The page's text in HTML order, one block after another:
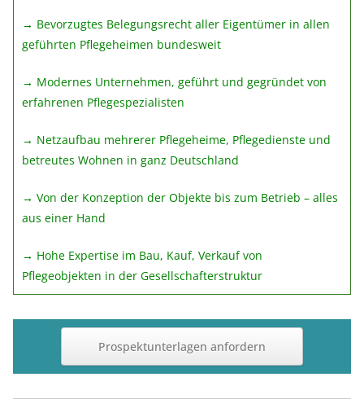
→ Bevorzugtes Belegungsrecht aller Eigentümer in allen
geführten Pflegeheimen bundesweit
→ Modernes Unternehmen, geführt und gegründet von
erfahrenen Pflegespezialisten
→ Netzaufbau mehrerer Pflegeheime, Pflegedienste und
betreutes Wohnen in ganz Deutschland
→ Von der Konzeption der Objekte bis zum Betrieb – alles
aus einer Hand
→ Hohe Expertise im Bau, Kauf, Verkauf von
Pflegeobjekten in der Gesellschafterstruktur
Prospektunterlagen anfordern